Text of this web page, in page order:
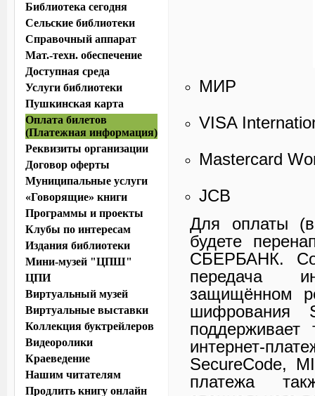
МИР
VISA
Mastercard
JCB
Для оплаты
будете
СБЕРБАНК.
передача
защищённом
поддерживает
интернет-
SecureCode,
платежа
Библиотека сегодня
Сельские библиотеки
Справочный аппарат
Мат.-техн. обеспечение
Доступная среда
Услуги библиотеки
Пушкинская карта
Оплата билетов
(Платежная информация)
Реквизиты организации
Договор оферты
Муниципальные услуги
«Говорящие» книги
Программы и проекты
Клубы по интересам
Издания библиотеки
Мини-музей "ЦПШ"
ЦПИ
Виртуальный музей
Виртуальные выставки
Коллекция буктрейлеров
Видеоролики
Краеведение
Нашим читателям
Продлить книгу онлайн